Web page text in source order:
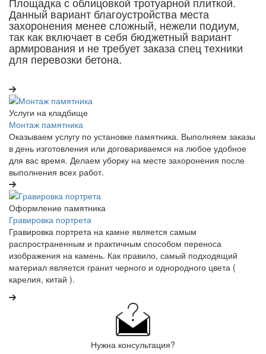
Данный вариант благоустройства места
захоронения менее сложный, нежели подиум,
так как включает в себя бюджетный вариант
армирования и не требует заказа спец техники
для перевозки бетона.
Услуги на кладбище
Монтаж памятника
Оказываем услугу по установке памятника. Выполняем заказы
в день изготовления или договариваемся на любое удобное
для вас время. Делаем уборку на месте захоронения после
выполнения всех работ.
Оформление памятника
Гравировка портрета
Гравировка портрета на камне является самым
распространенным и практичным способом переноса
изображения на камень. Как правило, самый подходящий
материал является гранит черного и однородного цвета (
карелия, китай ).
Нужна консультация?